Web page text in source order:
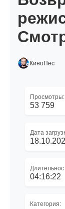
КиноПес
Просмотры:
53 759
Дата
04:16:22
Категория: